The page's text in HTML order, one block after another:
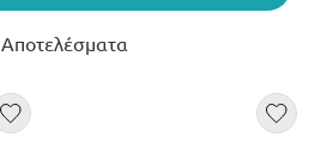
Αποτελέσματα